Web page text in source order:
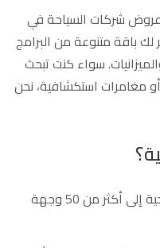
شركات السياحة في
لك باقة متنوعة من البرامج
سواء كنت تبحث
مغامرات استكشافية، نحن
نوفر رحلات سياحية إلى أكثر من 50 وجهة